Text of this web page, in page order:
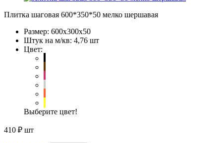
Плитка шаговая 600*350*50 мелко шершавая
Размер: 600х300х50
Штук на м/кв: 4,76 шт
Цвет:
Выберите цвет!
410 ₽ шт